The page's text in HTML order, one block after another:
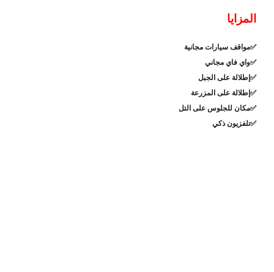
المزايا
مواقف سيارات مجانية✅
واي فاي مجاني✅
إطلالة على الجبل✅
إطلالة على المزرعة✅
مكان للجلوس على التل✅
تلفزيون ذكي✅